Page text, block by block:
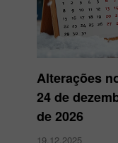
Alterações
24 de
de 2026
19.12.2025